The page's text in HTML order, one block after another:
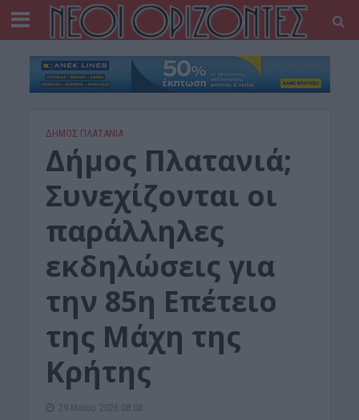
ΔΉΜΟΣ ΠΛΑΤΑΝΙΆ
Δήμος Πλατανιά;
Συνεχίζονται οι
παράλληλες
εκδηλώσεις για
την 85η Επέτειο
της Μάχη της
Κρήτης
29 Μαΐου 2026 08:08